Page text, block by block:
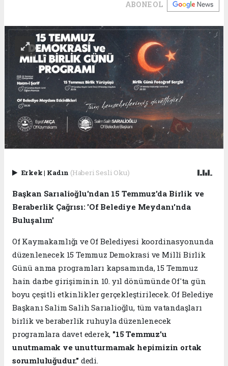
ABONE OL
Erkek| Kadın (Haberi Sesli Oku)
Başkan Sarıalioğlu'ndan 15 Temmuz'da Birlik ve
Beraberlik Çağrısı: 'Of Belediye Meydanı'nda
Buluşalım'
Of Kaymakamlığı ve Of Belediyesi koordinasyonunda
düzenlenecek 15 Temmuz Demokrasi ve Millî Birlik
Günü anma programları kapsamında, 15 Temmuz
hain darbe girişiminin 10. yıl dönümünde Of'ta gün
boyu çeşitli etkinlikler gerçekleştirilecek. Of Belediye
Başkanı Salim Salih Sarıalioğlu, tüm vatandaşları
birlik ve beraberlik ruhuyla düzenlenecek
programlara davet ederek, "15 Temmuz'u
unutmamak ve unutturmamak hepimizin ortak
sorumluluğudur." dedi.